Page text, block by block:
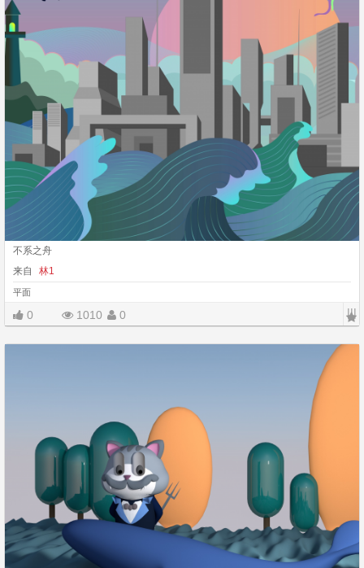
不系之舟
来自
林1
平面
0 1010 0 |||